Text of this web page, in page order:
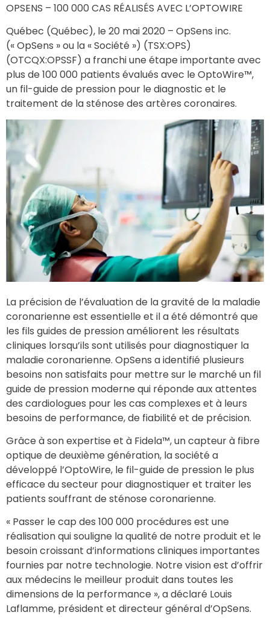
OPSENS – 100 000 CAS RÉALISÉS AVEC L’OPTOWIRE
Québec (Québec), le 20 mai 2020 – OpSens inc.
(« OpSens » ou la « Société ») (TSX:OPS)
(OTCQX:OPSSF) a franchi une étape importante avec
plus de 100 000 patients évalués avec le OptoWire™,
un fil-guide de pression pour le diagnostic et le
traitement de la sténose des artères coronaires.
La précision de l’évaluation de la gravité de la maladie
coronarienne est essentielle et il a été démontré que
les fils guides de pression améliorent les résultats
cliniques lorsqu’ils sont utilisés pour diagnostiquer la
maladie coronarienne. OpSens a identifié plusieurs
besoins non satisfaits pour mettre sur le marché un fil
guide de pression moderne qui réponde aux attentes
des cardiologues pour les cas complexes et à leurs
besoins de performance, de fiabilité et de précision.
Grâce à son expertise et à Fidela™, un capteur à fibre
optique de deuxième génération, la société a
développé l’OptoWire, le fil-guide de pression le plus
efficace du secteur pour diagnostiquer et traiter les
patients souffrant de sténose coronarienne.
« Passer le cap des 100 000 procédures est une
réalisation qui souligne la qualité de notre produit et le
besoin croissant d’informations cliniques importantes
fournies par notre technologie. Notre vision est d’offrir
aux médecins le meilleur produit dans toutes les
dimensions de la performance », a déclaré Louis
Laflamme, président et directeur général d’OpSens.